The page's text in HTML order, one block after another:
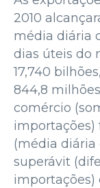
2010
média diária
dias úteis do
17,740
844,8
comércio
importações)
(média diária
superávit
importações)